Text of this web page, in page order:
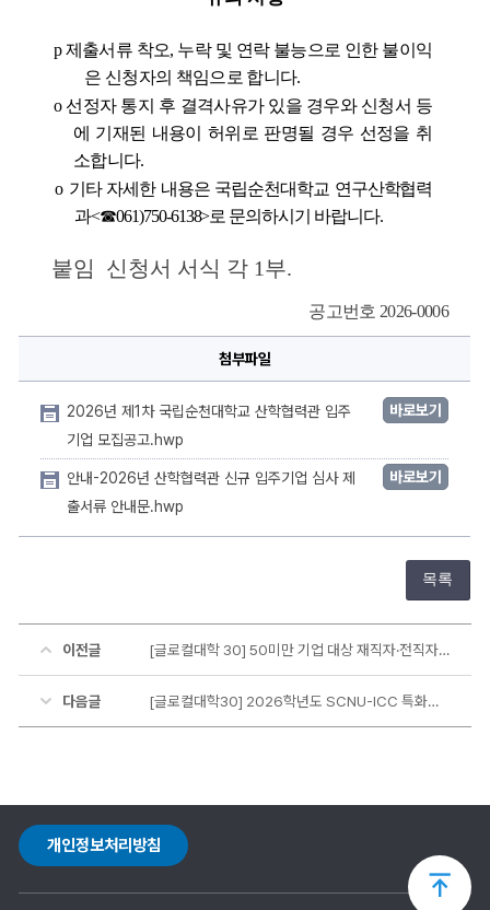
p 제출서류 착오, 누락 및 연락 불능으로 인한 불이익
은 신청자의 책임으로 합니다.
o 선정자 통지 후 결격사유가 있을 경우와 신청서 등
에 기재된 내용이 허위로 판명될 경우 선정을 취
소합니다.
o 기타 자세한 내용은 국립순천대학교 연구산학협력
과<☎061)750-6138>로 문의하시기 바랍니다.
붙임  신청서 서식 각 1부.
공고번호 2026-0006
첨부파일
2026년 제1차 국립순천대학교 산학협력관 입주
기업 모집공고.hwp
바로보기
안내-2026년 산학협력관 신규 입주기업 심사 제
출서류 안내문.hwp
바로보기
목록
이전글 [글로컬대학 30] 50미만 기업 대상 재직자·전직자 Reskill&Upskill 교육 활성화 [금요살롱 2기] 기업 참여 수요조사
다음글 [글로컬대학30] 2026학년도 SCNU-ICC 특화분야 전략형 산학공동연구 2차 공고
개인정보처리방침
상